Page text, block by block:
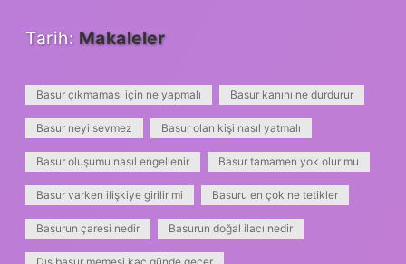
Tarih: Makaleler
Basur çıkmaması için ne yapmalı Basur kanını ne durdurur
Basur neyi sevmez Basur olan kişi nasıl yatmalı
Basur oluşumu nasıl engellenir Basur tamamen yok olur mu
Basur varken ilişkiye girilir mi Basuru en çok ne tetikler
Basurun çaresi nedir Basurun doğal ilacı nedir